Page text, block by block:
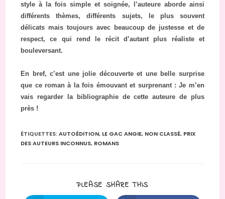
style à la fois simple et soignée, l’auteure aborde ainsi
différents thèmes, différents sujets, le plus souvent
délicats mais toujours avec beaucoup de justesse et de
respect, ce qui rend le récit d’autant plus réaliste et
bouleversant.
En bref, c’est une jolie découverte et une belle surprise
que ce roman à la fois émouvant et surprenant : Je m’en
vais regarder la bibliographie de cette auteure de plus
près !
ÉTIQUETTES:AUTOÉDITION, LE GAC ANGIE, NON CLASSÉ, PRIX
DES AUTEURS INCONNUS, ROMANS
PLEASE SHARE THISPARTAGER